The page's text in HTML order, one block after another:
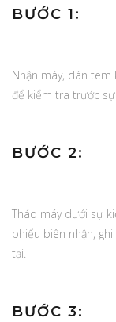
BƯỚC 1:
Nhận máy, dán
để kiểm tra trước
BƯỚC 2:
Tháo máy dưới sự
phiếu biên nhận,
tại.
BƯỚC 3: